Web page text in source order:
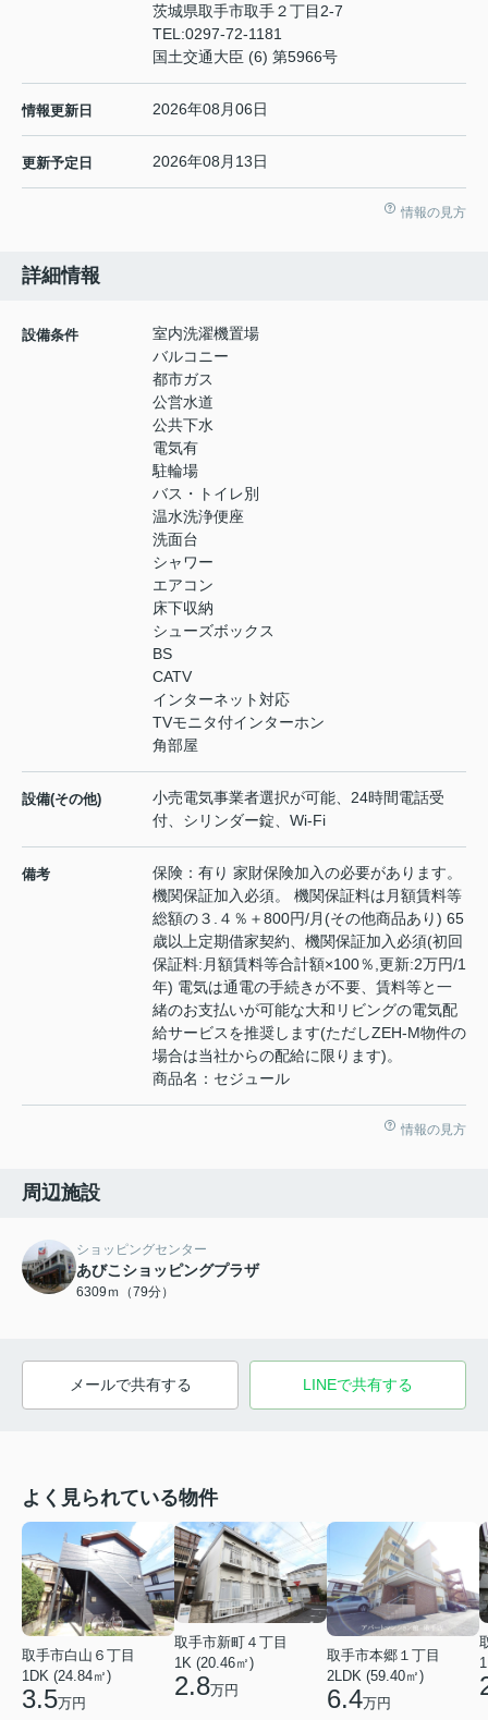
茨城県取手市取手２丁目2-7
TEL:0297-72-1181
国土交通大臣 (6) 第5966号
情報更新日 2026年08月06日
更新予定日 2026年08月13日
情報の見方
詳細情報
設備条件
室内洗濯機置場
バルコニー
都市ガス
公営水道
公共下水
電気有
駐輪場
バス・トイレ別
温水洗浄便座
洗面台
シャワー
エアコン
床下収納
シューズボックス
BS
CATV
インターネット対応
TVモニタ付インターホン
角部屋
設備(その他)
小売電気事業者選択が可能、24時間電話受
付、シリンダー錠、Wi-Fi
備考
保険：有り 家財保険加入の必要があります。
機関保証加入必須。 機関保証料は月額賃料等
総額の３.４％＋800円/月(その他商品あり) 65
歳以上定期借家契約、機関保証加入必須(初回
保証料:月額賃料等合計額×100％,更新:2万円/1
年) 電気は通電の手続きが不要、賃料等と一
緒のお支払いが可能な大和リビングの電気配
給サービスを推奨します(ただしZEH-M物件の
場合は当社からの配給に限ります)。
商品名：セジュール
情報の見方
周辺施設
ショッピングセンター
あびこショッピングプラザ
6309ｍ（79分）
メールで共有する LINEで共有する
よく見られている物件
取手市白山６丁目
1DK (24.84㎡)
3.5万円
取手市新町４丁目
1K (20.46㎡)
2.8万円
取手市本郷１丁目
2LDK (59.40㎡)
6.4万円